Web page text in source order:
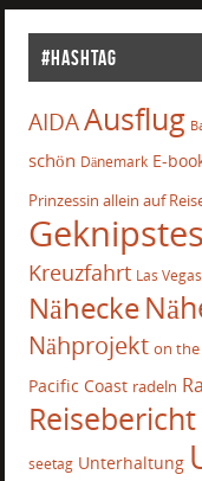
#Hashtag
AIDAAusflug
schön Dänemark E-
Prinzessin allein auf
Geknipstes
Kreuzfahrt Las Vegas
Nähecke
Nähprojekt on
Pacific Coast radeln
Reisebericht
seetag Unterhaltung